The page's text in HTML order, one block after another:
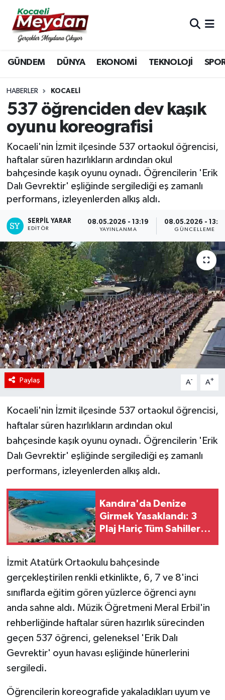
GÜNDEM DÜNYA EKONOMİ TEKNOLOJİ
HABERLER KOCAELI
537 öğrenciden dev kaşık
oyunu koreografisi
Kocaeli'nin İzmit ilçesinde 537 ortaokul öğrencisi,
haftalar süren hazırlıkların ardından okul
bahçesinde kaşık oyunu oynadı. Öğrencilerin 'Erik
Dalı Gevrektir' eşliğinde sergilediği eş zamanlı
performans, izleyenlerden alkış aldı.
SERPİL YARAR
EDITÖR
08.05.2026 - 13:19
YAYINLANMA
08.05.2026 - 13:31
GÜNCELLEME
Paylaş A- A+
Kocaeli'nin İzmit ilçesinde 537 ortaokul öğrencisi,
haftalar süren hazırlıkların ardından okul
bahçesinde kaşık oyunu oynadı. Öğrencilerin 'Erik
Dalı Gevrektir' eşliğinde sergilediği eş zamanlı
performans, izleyenlerden alkış aldı.
Kandıra'da Denize
Girmek Yasaklandı: 3
Plaj Hariç Tüm Sahiller
İzmit Atatürk Ortaokulu bahçesinde
gerçekleştirilen renkli etkinlikte, 6, 7 ve 8'inci
sınıflarda eğitim gören yüzlerce öğrenci aynı
anda sahne aldı. Müzik Öğretmeni Meral Erbil'in
rehberliğinde haftalar süren hazırlık sürecinden
geçen 537 öğrenci, geleneksel 'Erik Dalı
Gevrektir' oyun havası eşliğinde hünerlerini
sergiledi.
Öğrencilerin koreografide yakaladıkları uyum ve
Nöbetçi Eczaneler
Hava Durumu
Trafik Durumu
Süper Lig Puan Durumu ve Fikstür
Tüm Manşetler
Haber Arşivi